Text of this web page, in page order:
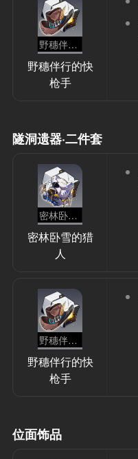
野穗伴行的快枪手
野穗伴行的快
枪手
隧洞遗器·二件套
密林卧雪的猎人
密林卧雪的猎
人
野穗伴行的快枪手
野穗伴行的快
枪手
位面饰品